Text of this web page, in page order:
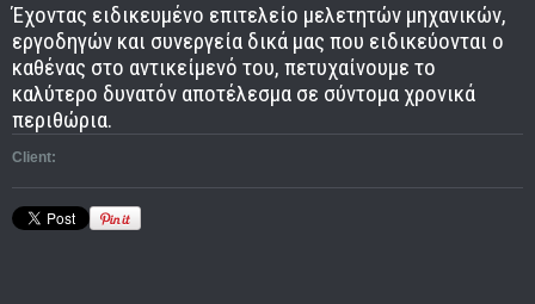
Έχοντας ειδικευμένο επιτελείο μελετητών μηχανικών,
εργοδηγών και συνεργεία δικά μας που ειδικεύονται ο
καθένας στο αντικείμενό του, πετυχαίνουμε το
καλύτερο δυνατόν αποτέλεσμα σε σύντομα χρονικά
περιθώρια.
Client: